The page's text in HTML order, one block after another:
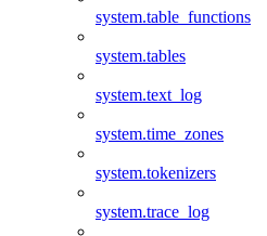
system.table_functions
system.tables
system.text_log
system.time_zones
system.tokenizers
system.trace_log